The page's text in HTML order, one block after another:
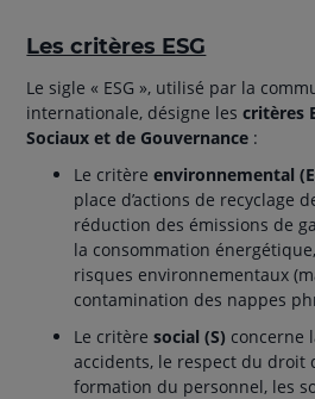
Les critères ESG
Le sigle « ESG », utilisé par la
internationale, désigne lescritères
Sociaux et de Gouvernance :
Le critèreenvironnemental
place d’actions de recyclage
réduction des émissions de
la consommation
risques environnementaux
contamination des nappes
Le critèresocial (S) concerne
accidents, le respect du droit
formation du personnel, les